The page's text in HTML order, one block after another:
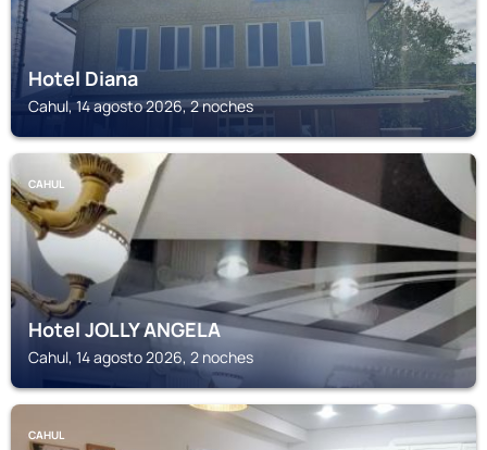
Hotel Diana
Cahul, 14 agosto 2026, 2 noches
CAHUL
Hotel JOLLY ANGELA
Cahul, 14 agosto 2026, 2 noches
CAHUL